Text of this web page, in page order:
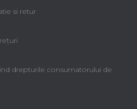
si retur
drepturile consumatorului de